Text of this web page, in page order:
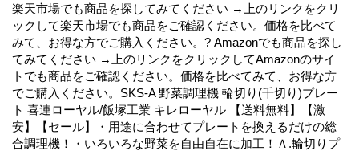
楽天市場でも商品を探してみてください →上のリンクをクリ
ックして楽天市場でも商品をご確認ください。価格を比べて
みて、お得な方でご購入ください。? Amazonでも商品を探し
てみてください →上のリンクをクリックしてAmazonのサイ
トでも商品をご確認ください。価格を比べてみて、お得な方
でご購入ください。SKS-A 野菜調理機 輪切り(千切り)プレー
ト 喜連ローヤル/飯塚工業 キレローヤル 【送料無料】【激
安】【セール】・用途に合わせてプレートを換えるだけの総
合調理機！・いろいろな野菜を自由自在に加工！Ａ.輪切りプ